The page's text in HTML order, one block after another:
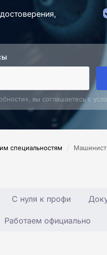
вы соглашаетесь с
специальностям /
С нуля к профи
Работаем официально